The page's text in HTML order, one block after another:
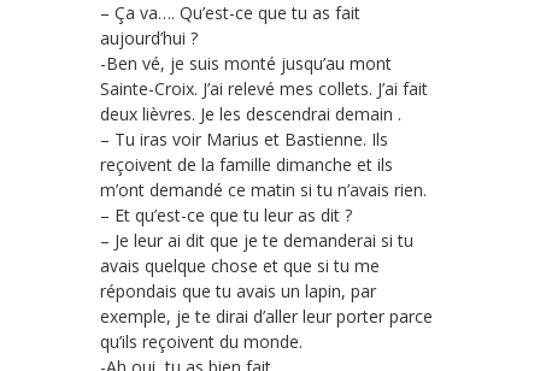
– Ça va…. Qu’est-ce que tu as fait
aujourd’hui ?
-Ben vé, je suis monté jusqu’au mont
Sainte-Croix. J’ai relevé mes collets. J’ai fait
deux lièvres. Je les descendrai demain .
– Tu iras voir Marius et Bastienne. Ils
reçoivent de la famille dimanche et ils
m’ont demandé ce matin si tu n’avais rien.
– Et qu’est-ce que tu leur as dit ?
– Je leur ai dit que je te demanderai si tu
avais quelque chose et que si tu me
répondais que tu avais un lapin, par
exemple, je te dirai d’aller leur porter parce
qu’ils reçoivent du monde.